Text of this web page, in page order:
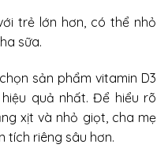
trẻ lớn hơn, có thể nhỏ
sữa.
sản phẩm vitamin D3
quả nhất. Để hiểu rõ
xịt và nhỏ giọt, cha mẹ
tích riêng sâu hơn.